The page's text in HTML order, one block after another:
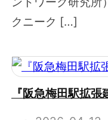
クニーク […]
『阪急梅田駅拡張